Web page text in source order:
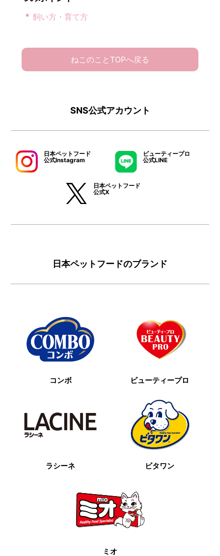
飼い方・育て方
ねこのことTOPへ戻る
SNS公式アカウント
日本ペットフード
公式Instagram
ビューティープロ
公式LINE
日本ペットフード
公式X
日本ペットフードのブランド
コンボ ビューティープロ
ラシーネ ビタワン
ミオ